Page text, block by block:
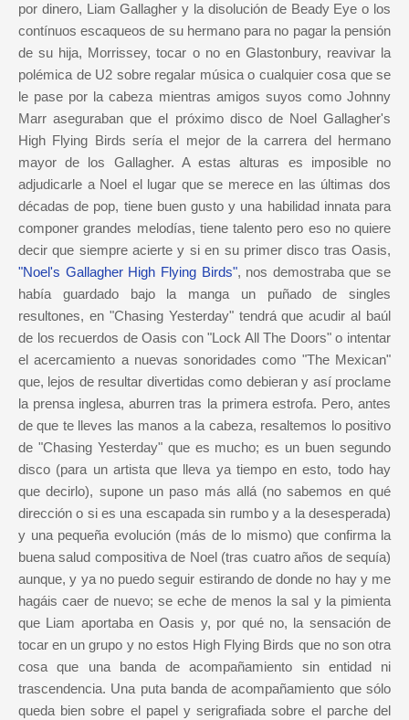
por dinero, Liam Gallagher y la disolución de Beady Eye o los
contínuos escaqueos de su hermano para no pagar la pensión
de su hija, Morrissey, tocar o no en Glastonbury, reavivar la
polémica de U2 sobre regalar música o cualquier cosa que se
le pase por la cabeza mientras amigos suyos como Johnny
Marr aseguraban que el próximo disco de Noel Gallagher's
High Flying Birds sería el mejor de la carrera del hermano
mayor de los Gallagher. A estas alturas es imposible no
adjudicarle a Noel el lugar que se merece en las últimas dos
décadas de pop, tiene buen gusto y una habilidad innata para
componer grandes melodías, tiene talento pero eso no quiere
decir que siempre acierte y si en su primer disco tras Oasis,
"Noel's Gallagher High Flying Birds", nos demostraba que se
había guardado bajo la manga un puñado de singles
resultones, en "Chasing Yesterday" tendrá que acudir al baúl
de los recuerdos de Oasis con "Lock All The Doors" o intentar
el acercamiento a nuevas sonoridades como "The Mexican"
que, lejos de resultar divertidas como debieran y así proclame
la prensa inglesa, aburren tras la primera estrofa. Pero, antes
de que te lleves las manos a la cabeza, resaltemos lo positivo
de "Chasing Yesterday" que es mucho; es un buen segundo
disco (para un artista que lleva ya tiempo en esto, todo hay
que decirlo), supone un paso más allá (no sabemos en qué
dirección o si es una escapada sin rumbo y a la desesperada)
y una pequeña evolución (más de lo mismo) que confirma la
buena salud compositiva de Noel (tras cuatro años de sequía)
aunque, y ya no puedo seguir estirando de donde no hay y me
hagáis caer de nuevo; se eche de menos la sal y la pimienta
que Liam aportaba en Oasis y, por qué no, la sensación de
tocar en un grupo y no estos High Flying Birds que no son otra
cosa que una banda de acompañamiento sin entidad ni
trascendencia. Una puta banda de acompañamiento que sólo
queda bien sobre el papel y serigrafiada sobre el parche del